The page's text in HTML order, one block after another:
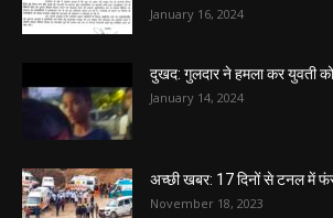
January 16, 2024
दुखद: गुलदार ने हमला कर युवती को
January 14, 2024
अच्छी खबर: 17 दिनों से टनल में
November 18, 2023